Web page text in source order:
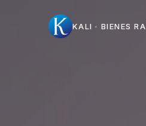
KALI · BIENES